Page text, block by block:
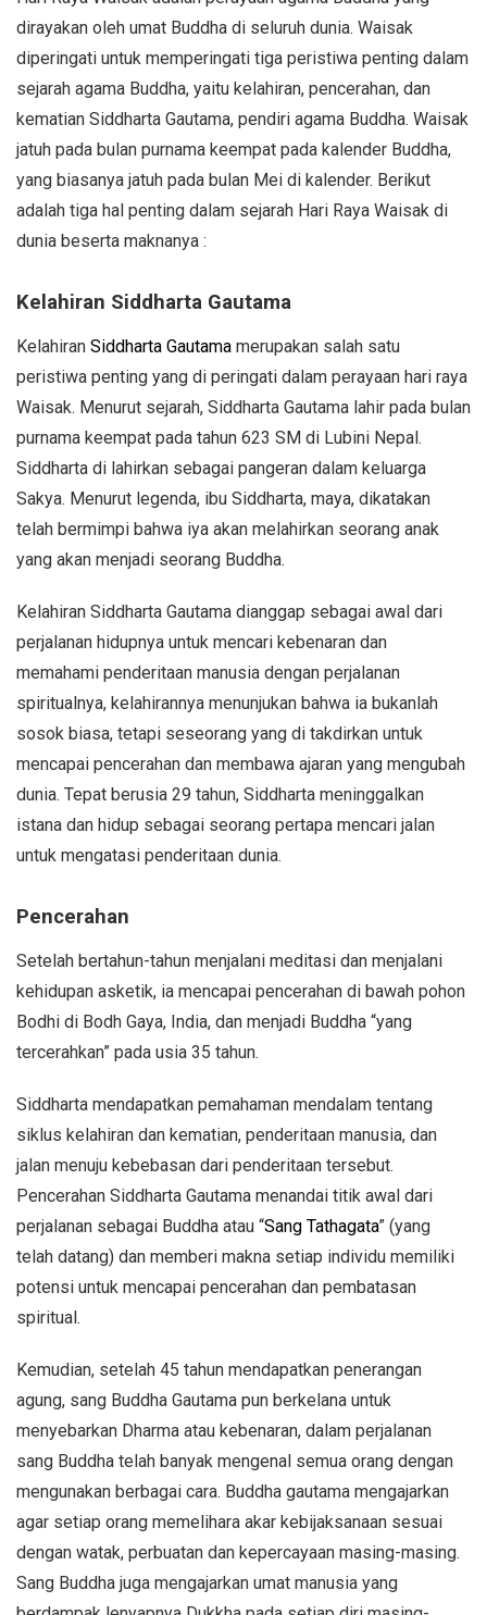
dirayakan oleh umat Buddha di seluruh dunia. Waisak
diperingati untuk memperingati tiga peristiwa penting dalam
sejarah agama Buddha, yaitu kelahiran, pencerahan, dan
kematian Siddharta Gautama, pendiri agama Buddha. Waisak
jatuh pada bulan purnama keempat pada kalender Buddha,
yang biasanya jatuh pada bulan Mei di kalender. Berikut
adalah tiga hal penting dalam sejarah Hari Raya Waisak di
dunia beserta maknanya :
Kelahiran Siddharta Gautama
Kelahiran Siddharta Gautama merupakan salah satu
peristiwa penting yang di peringati dalam perayaan hari raya
Waisak. Menurut sejarah, Siddharta Gautama lahir pada bulan
purnama keempat pada tahun 623 SM di Lubini Nepal.
Siddharta di lahirkan sebagai pangeran dalam keluarga
Sakya. Menurut legenda, ibu Siddharta, maya, dikatakan
telah bermimpi bahwa iya akan melahirkan seorang anak
yang akan menjadi seorang Buddha.
Kelahiran Siddharta Gautama dianggap sebagai awal dari
perjalanan hidupnya untuk mencari kebenaran dan
memahami penderitaan manusia dengan perjalanan
spiritualnya, kelahirannya menunjukan bahwa ia bukanlah
sosok biasa, tetapi seseorang yang di takdirkan untuk
mencapai pencerahan dan membawa ajaran yang mengubah
dunia. Tepat berusia 29 tahun, Siddharta meninggalkan
istana dan hidup sebagai seorang pertapa mencari jalan
untuk mengatasi penderitaan dunia.
Pencerahan
Setelah bertahun-tahun menjalani meditasi dan menjalani
kehidupan asketik, ia mencapai pencerahan di bawah pohon
Bodhi di Bodh Gaya, India, dan menjadi Buddha “yang
tercerahkan” pada usia 35 tahun.
Siddharta mendapatkan pemahaman mendalam tentang
siklus kelahiran dan kematian, penderitaan manusia, dan
jalan menuju kebebasan dari penderitaan tersebut.
Pencerahan Siddharta Gautama menandai titik awal dari
perjalanan sebagai Buddha atau “Sang Tathagata” (yang
telah datang) dan memberi makna setiap individu memiliki
potensi untuk mencapai pencerahan dan pembatasan
spiritual.
Kemudian, setelah 45 tahun mendapatkan penerangan
agung, sang Buddha Gautama pun berkelana untuk
menyebarkan Dharma atau kebenaran, dalam perjalanan
sang Buddha telah banyak mengenal semua orang dengan
mengunakan berbagai cara. Buddha gautama mengajarkan
agar setiap orang memelihara akar kebijaksanaan sesuai
dengan watak, perbuatan dan kepercayaan masing-masing.
Sang Buddha juga mengajarkan umat manusia yang